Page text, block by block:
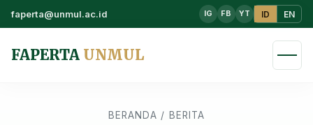
faperta@unmul.ac.id IG FB YT ID EN
FAPERTA UNMUL
BERANDA / BERITA